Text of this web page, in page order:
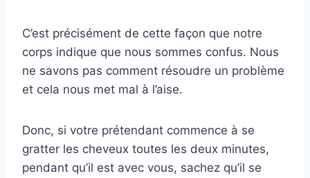
C’est précisément de cette façon que notre
corps indique que nous sommes confus. Nous
ne savons pas comment résoudre un problème
et cela nous met mal à l’aise.
Donc, si votre prétendant commence à se
gratter les cheveux toutes les deux minutes,
pendant qu’il est avec vous, sachez qu’il se